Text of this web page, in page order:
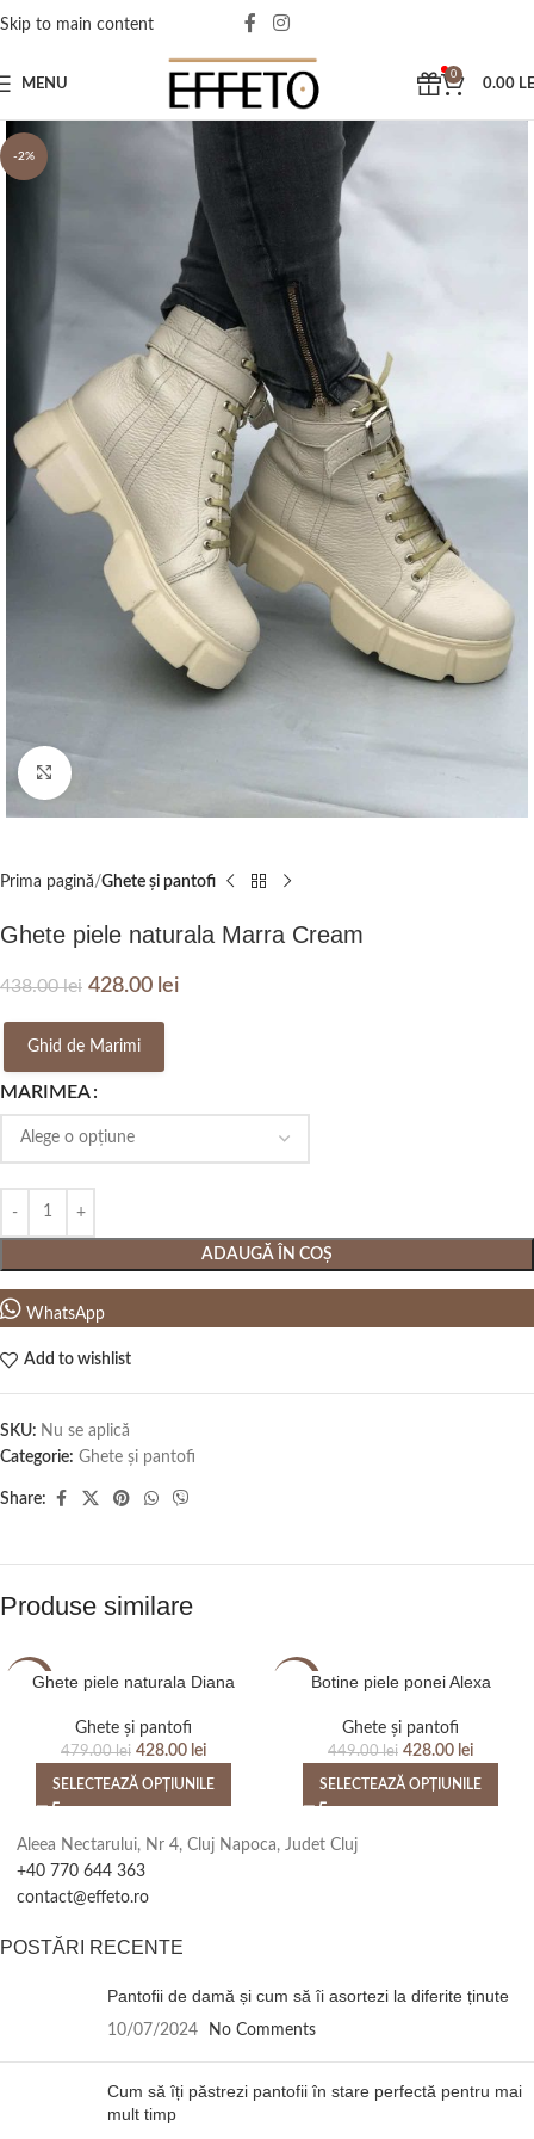
Skip to main content
MENU
0
0.00
-2%
Click to enlarge
Prima pagină Ghete și pantofi
Ghete piele naturala Marra Cream
438.00lei 428.00 lei
Ghid de Marimi
MARIMEA
ADAUGĂ ÎN COȘ
WhatsApp
Add to wishlist
SKU: Nu se aplică
Categorie: Ghete și pantofi
Share:
Produse similare
-11%Ghete piele naturala Diana
Ghete și pantofi
479.00lei 428.00 lei
SELECTEAZĂ OPȚIUNILE
Botine piele ponei Alexa
Ghete și pantofi
449.00lei 428.00 lei
SELECTEAZĂ OPȚIUNILE
Aleea Nectarului, Nr 4, Cluj Napoca, Judet Cluj
+40 770 644 363
contact@effeto.ro
POSTĂRI RECENTE
Pantofii de damă și cum să îi asortezi la diferite ținute
10/07/2024 No Comments
Cum să îți păstrezi pantofii în stare perfectă pentru mai
mult timp